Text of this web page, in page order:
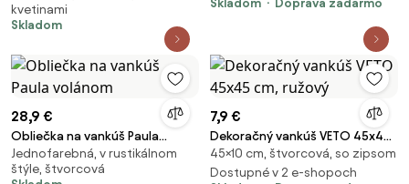
Sedmokrásky sivozelené
kvetinami
Skladom
Skladom
Doprava zadarmo
28,9 €
Obliečka na vankúš Paula
volánom
Jednofarebná, v rustikálnom
štýle, štvorcová
7,9 €
Dekoračný vankúš VETO 45x45
cm, ružový
45×10 cm, štvorcová, so zipsom
Dostupné v 2 e-shopoch